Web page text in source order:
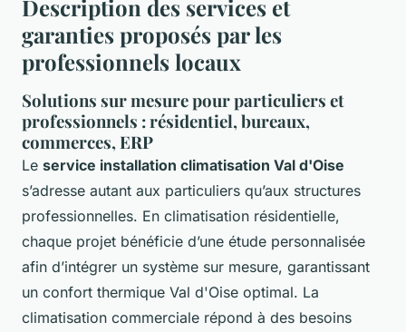
Description des services et
garanties proposés par les
professionnels locaux
Solutions sur mesure pour particuliers et
professionnels : résidentiel, bureaux,
commerces, ERP
Le service installation climatisation Val d'Oise
s’adresse autant aux particuliers qu’aux structures
professionnelles. En climatisation résidentielle,
chaque projet bénéficie d’une étude personnalisée
afin d’intégrer un système sur mesure, garantissant
un confort thermique Val d'Oise optimal. La
climatisation commerciale répond à des besoins